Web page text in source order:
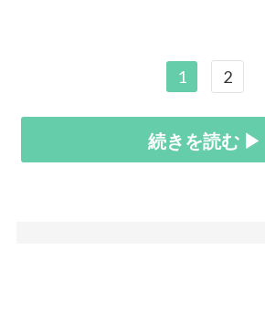
1 2
続きを読む ▶